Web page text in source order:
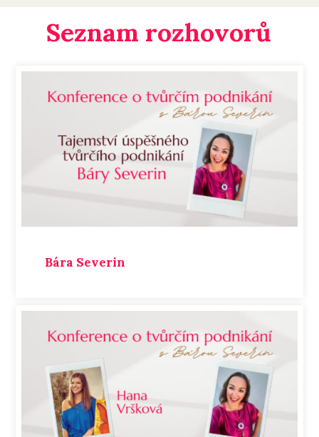
Seznam rozhovorů
Bára Severin